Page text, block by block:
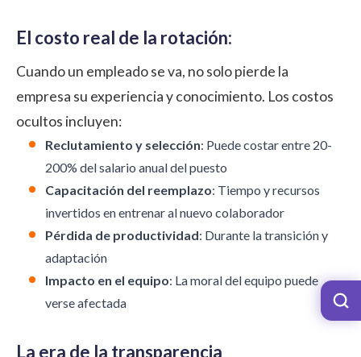
El costo real de la rotación:
Cuando un empleado se va, no solo pierde la
empresa su experiencia y conocimiento. Los costos
ocultos incluyen:
Reclutamiento y selección: Puede costar entre 20-
200% del salario anual del puesto
Capacitación del reemplazo: Tiempo y recursos
invertidos en entrenar al nuevo colaborador
Pérdida de productividad: Durante la transición y
adaptación
Impacto en el equipo: La moral del equipo puede
verse afectada
La era de la transparencia